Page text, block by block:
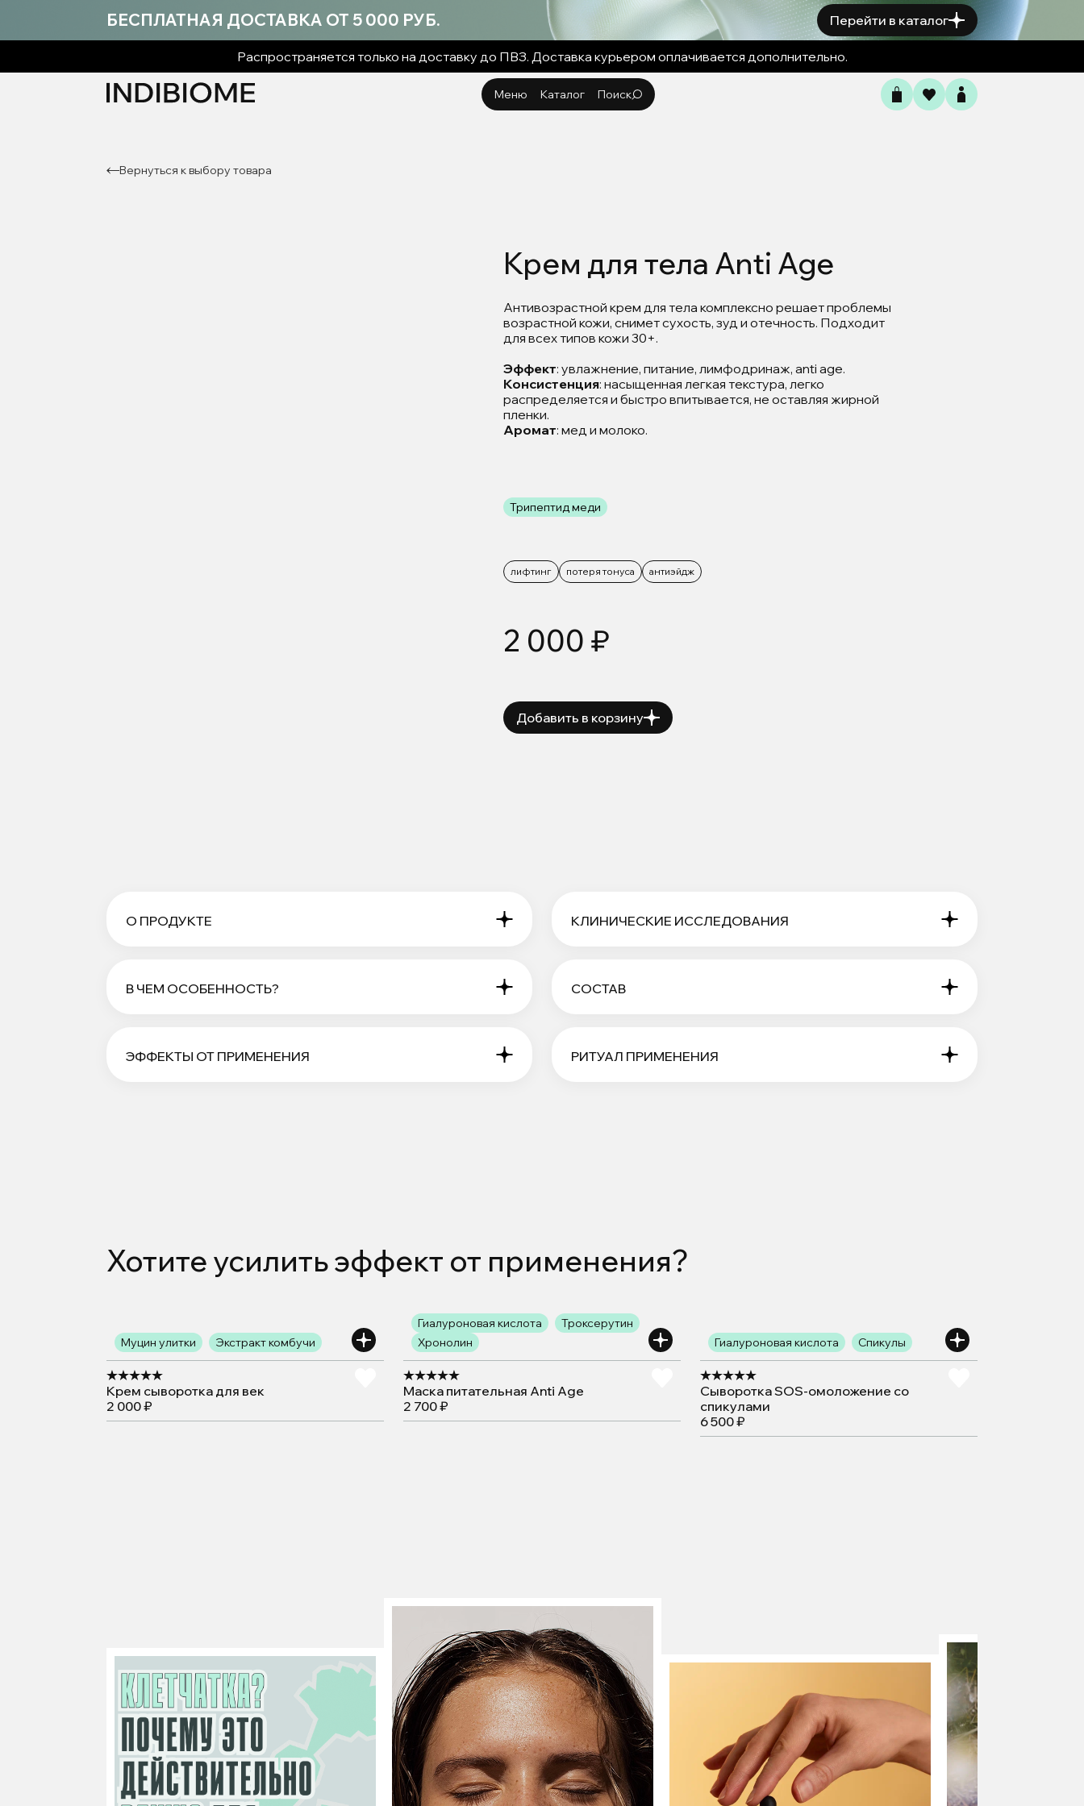
БЕСПЛАТНАЯ ДОСТАВКА ОТ 5 000 РУБ. Перейти в каталог
Распространяется только на доставку до ПВЗ. Доставка курьером оплачивается дополнительно.
Меню Каталог Поиск
Вернуться к выбору товара
Крем для тела Anti Age
Антивозрастной крем для тела комплексно решает проблемы
возрастной кожи, снимет сухость, зуд и отечность. Подходит
для всех типов кожи 30+.
Эффект: увлажнение, питание, лимфодринаж, anti age.
Консистенция: насыщенная легкая текстура, легко
распределяется и быстро впитывается, не оставляя жирной
пленки.
Аромат: мед и молоко.
Трипептид меди
лифтинг потеря тонуса антиэйдж
2 000 ₽
Добавить в корзину
О ПРОДУКТЕ КЛИНИЧЕСКИЕ ИССЛЕДОВАНИЯ
В ЧЕМ ОСОБЕННОСТЬ? СОСТАВ
ЭФФЕКТЫ ОТ ПРИМЕНЕНИЯ РИТУАЛ ПРИМЕНЕНИЯ
Хотите усилить эффект от применения?
Муцин улитки Экстракт комбучи
Крем сыворотка для век
2 000 ₽
Гиалуроновая кислота
Троксерутин
Хронолин
Маска питательная Anti Age
2 700 ₽
Гиалуроновая кислота Спикулы
Сыворотка SOS-омоложение со
спикулами
6 500 ₽